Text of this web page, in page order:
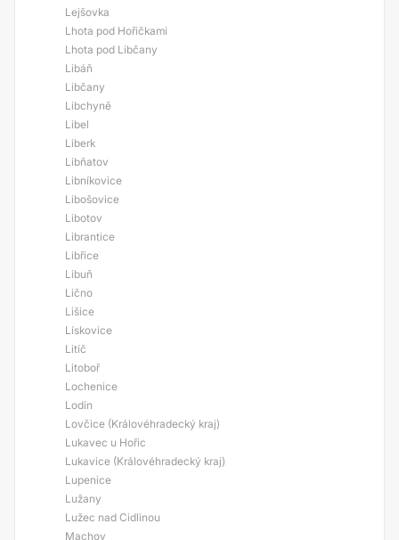
Lejšovka
Lhota pod Hořičkami
Lhota pod Libčany
Libáň
Libčany
Libchyně
Libel
Liberk
Libňatov
Libníkovice
Libošovice
Libotov
Librantice
Libřice
Libuň
Lično
Lišice
Lískovice
Litíč
Litoboř
Lochenice
Lodín
Lovčice (Královéhradecký kraj)
Lukavec u Hořic
Lukavice (Královéhradecký kraj)
Lupenice
Lužany
Lužec nad Cidlinou
Machov